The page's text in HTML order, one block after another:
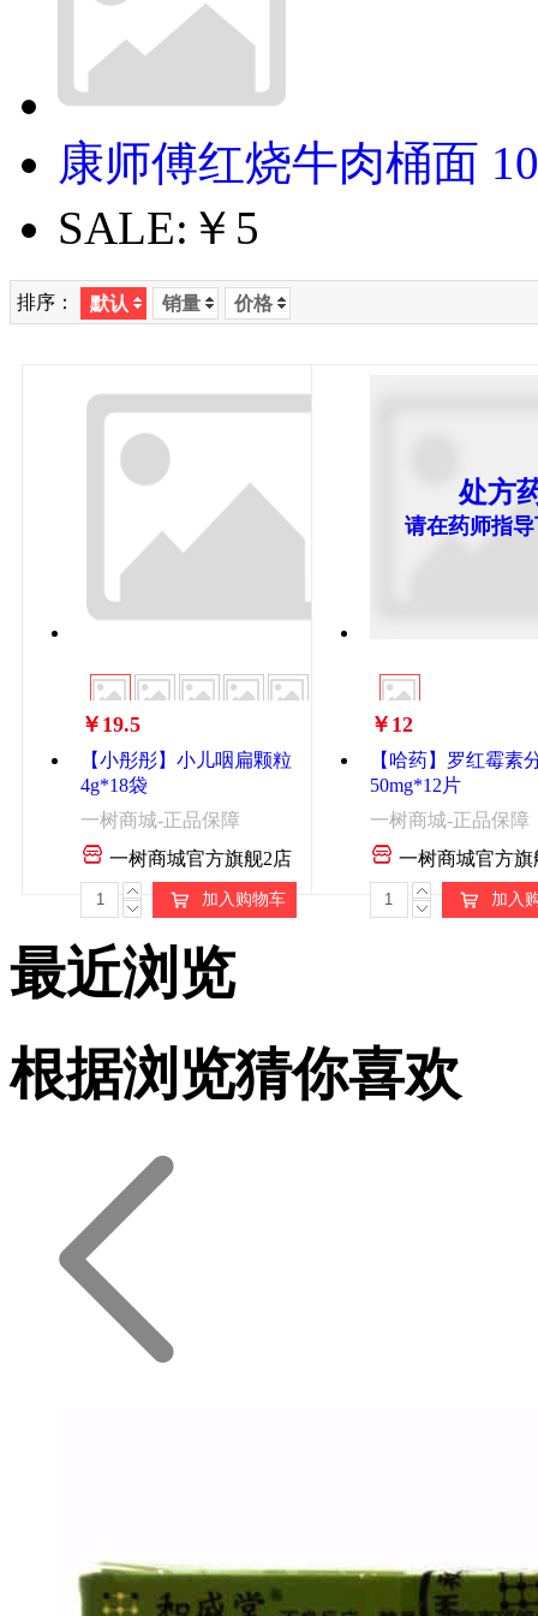
康师傅红烧牛肉桶面
SALE: ￥5
排序： 默认 销量 价格
￥19.5
【小彤彤】小儿咽扁颗粒
4g*18袋
一树商城-正品保障
一树商城官方旗舰2店
加入购物车
处方
请在药师指
￥12
【哈药】罗红霉素
50mg*12片
一树商城-正品保障
一树商城官方旗
加入
最近浏览
根据浏览猜你喜欢